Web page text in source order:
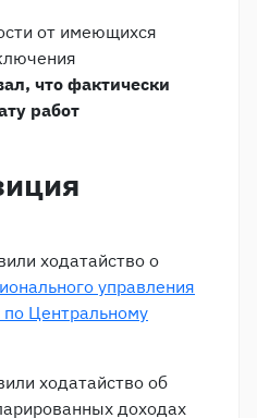
от имеющихся
что фактически
работ
ходатайство о
управления
Центральному
ходатайство об
доходах